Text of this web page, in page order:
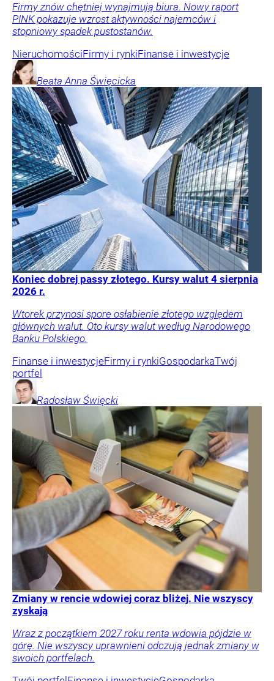
Firmy znów chętniej wynajmują biura. Nowy raport
PINK pokazuje wzrost aktywności najemców i
stopniowy spadek pustostanów.
NieruchomościFirmy i rynkiFinanse i inwestycje
Beata Anna Święcicka
Koniec dobrej passy złotego. Kursy walut 4 sierpnia
2026 r.
Wtorek przynosi spore osłabienie złotego względem
głównych walut. Oto kursy walut według Narodowego
Banku Polskiego.
Finanse i inwestycjeFirmy i rynkiGospodarkaTwój
portfel
Radosław Święcki
Zmiany w rencie wdowiej coraz bliżej. Nie wszyscy
zyskają
Wraz z początkiem 2027 roku renta wdowia pójdzie w
górę. Nie wszyscy uprawnieni odczują jednak zmiany w
swoich portfelach.